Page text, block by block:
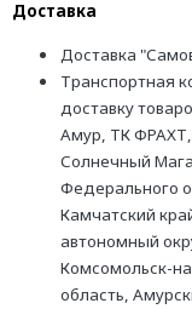
Доставка
Доставка
Транспортная
доставку
Амур, ТК
Солнечный
Федерального
Камчатский
автономный
Комсомольск-
область,